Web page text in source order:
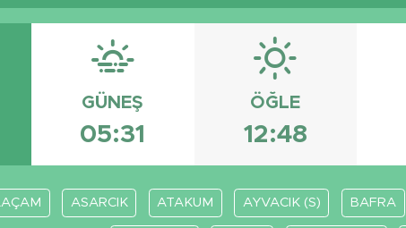
GÜNEŞ
05:31
ÖĞLE
12:48
ASARCIK ATAKUM AYVACIK (S) BAFRA